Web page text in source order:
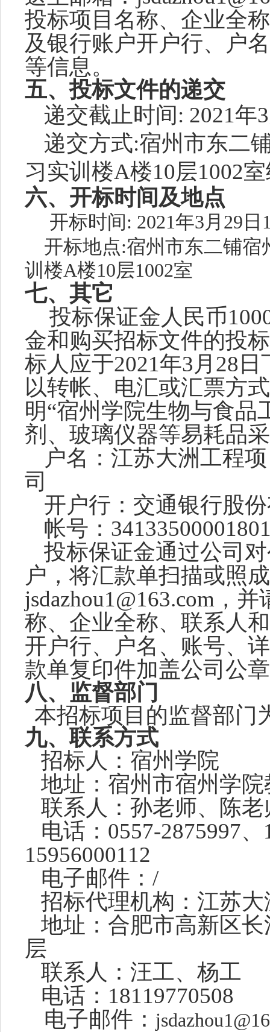
投标项目名称、企业全
及银行账户开户行、户
等信息。
五、投标文件的递交
递交截止时间 : 2021年
递交方式:宿州市东二
习实训楼A楼10层1002
六、开标时间及地点
开标时间: 2021年3月 29 日
开标地点:宿州市东二铺宿
训楼A楼10层1002室
七、其它
投标保证金人民币
金和购买招标文件的投
标人应于2021年3月 28 日
以转帐、电汇或汇票方
明“宿州学院生物与食品
剂、玻璃仪器等易耗品
户名：江苏大洲工程
司
开户行：交通银行股
帐号：
投标保证金通过公司
户，将汇款单扫描或照
jsdazhou1@163.com，
称、企业全称、联系人
开户行、户名、账号、
款单复印件加盖公司公
八、监督部门
本招标项目的监督部门
九、联系方式
招标人：宿州学院
地址：宿州市宿州学
联系人：孙老师、 陈老
电话： 0557-2875997、
15956000112
电子邮件：/
招标代理机构：江苏
地址：合肥市高新区
层
联系人：汪工、杨工
电话： 18119770508
电子邮件：